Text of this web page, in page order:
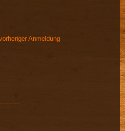
Anmeldung